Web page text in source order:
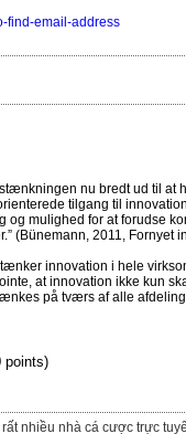
find-email-address
nu bredt ud til at
tilgang til
og mulighed for at forudse
(Bünemann, 2011, Fornyet
innovation i hele
at innovation ikke kun
på tværs af alle
points)
nhiều nhà cá cược trực